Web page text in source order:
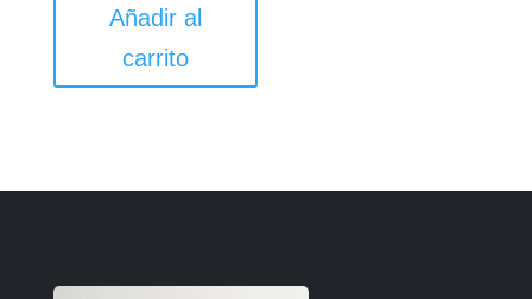
Añadir al
carrito